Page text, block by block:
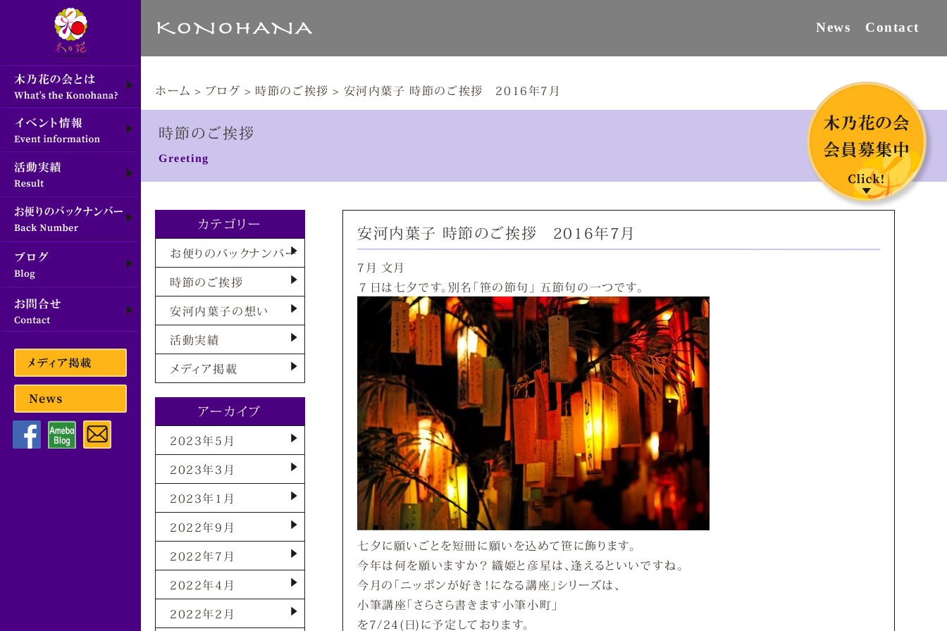
News Contact
ホーム > ブログ > 時節のご挨拶 > 安河内葉子 時節のご挨拶 2016年7月
時節のご挨拶
Greeting
安河内葉子 時節のご挨拶 2016年7月
7月 文月
７日は七夕です。別名「笹の節句」 五節句の一つです。
七夕に願いごとを短冊に願いを込めて笹に飾ります。
今年は何を願いますか？ 織姫と彦星は、逢えるといいですね。
今月の「ニッポンが好き！になる講座」シリーズは、
小筆講座「さらさら書きます小筆小町」
を7/24(日)に予定しております。
カテゴリー
お便りのバックナンバー
時節のご挨拶
安河内葉子の想い
活動実績
メディア掲載
アーカイブ
2023年5月
2023年3月
2023年1月
2022年9月
2022年7月
2022年4月
2022年2月